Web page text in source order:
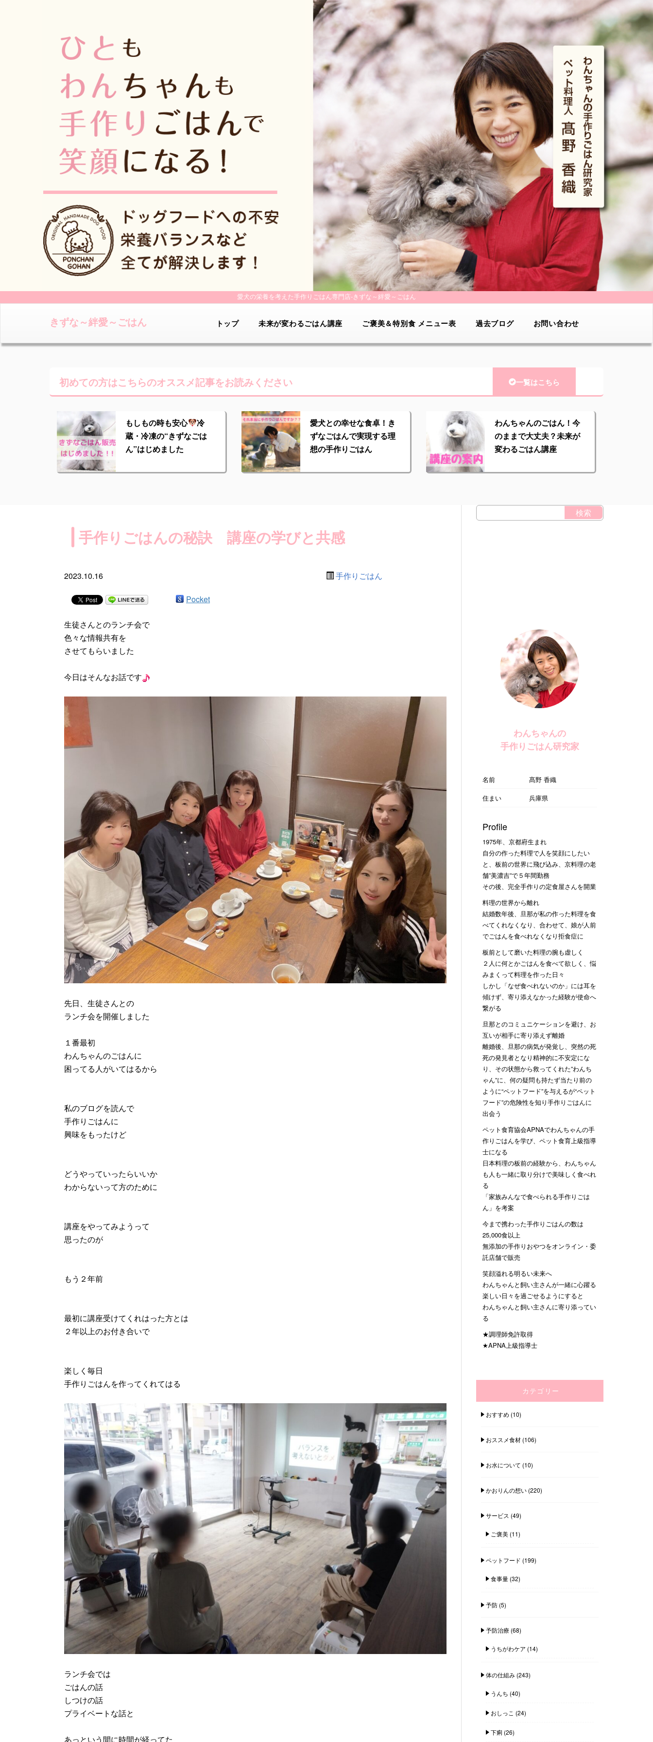
愛犬の栄養を考えた手作りごはん専門店-きずな～絆愛～ごはん
きずな～絆愛～ごはん トップ 未来が変わるごはん講座 ご褒美＆特別食 メニュー表 過去ブログ お問い合わせ
初めての方はこちらのオススメ記事をお読みください 一覧はこちら
もしもの時も安心
冷
蔵・冷凍の“きずなごは
ん”はじめました
愛犬との幸せな食卓！き
ずなごはんで実現する理
想の手作りごはん
わんちゃんのごはん！今
のままで大丈夫？未来が
変わるごはん講座
手作りごはんの秘訣 講座の学びと共感
2023.10.16 手作りごはん
Pocket
生徒さんとのランチ会で
色々な情報共有を
させてもらいました
今日はそんなお話です
先日、生徒さんとの
ランチ会を開催しました
１番最初
わんちゃんのごはんに
困ってる人がいてはるから
私のブログを読んで
手作りごはんに
興味をもったけど
どうやっていったらいいか
わからないって方のために
講座をやってみようって
思ったのが
もう２年前
最初に講座受けてくれはった方とは
２年以上のお付き合いで
楽しく毎日
手作りごはんを作ってくれてはる
ランチ会では
ごはんの話
しつけの話
プライベートな話と
あっという間に時間が経ってた
わんちゃんの
手作りごはん研究家
名前
髙野 香織
住まい
兵庫県
Profile
1975年、京都府生まれ
自分の作った料理で人を笑顔にしたい
と、板前の世界に飛び込み、京料理の老
舗”美濃吉”で５年間勤務
その後、完全手作りの定食屋さんを開業
料理の世界から離れ
結婚数年後、旦那が私の作った料理を食
べてくれなくなり、合わせて、娘が人前
でごはんを食べれなくなり拒食症に
板前として磨いた料理の腕も虚しく
２人に何とかごはんを食べて欲しく、悩
みまくって料理を作った日々
しかし「なぜ食べれないのか」には耳を
傾けず、寄り添えなかった経験が使命へ
繋がる
旦那とのコミュニケーションを避け、お
互いが相手に寄り添えず離婚
離婚後、旦那の病気が発覚し、突然の死
死の発見者となり精神的に不安定にな
り、その状態から救ってくれた”わんち
ゃん”に、何の疑問も持たず当たり前の
ように“ペットフード”を与えるが“ペット
フード”の危険性を知り手作りごはんに
出会う
ペット食育協会APNAでわんちゃんの手
作りごはんを学び、ペット食育上級指導
士になる
日本料理の板前の経験から、わんちゃん
も人も一緒に取り分けで美味しく食べれ
る
「家族みんなで食べられる手作りごは
ん」を考案
今まで携わった手作りごはんの数は
25,000食以上
無添加の手作りおやつをオンライン・委
託店舗で販売
笑顔溢れる明るい未来へ
わんちゃんと飼い主さんが一緒に心躍る
楽しい日々を過ごせるようにすると
わんちゃんと飼い主さんに寄り添ってい
る
★調理師免許取得
★APNA上級指導士
カテゴリー
おすすめ (10)
おススメ食材(106)
お水について (10)
かおりんの想い(220)
サービス (49)
ご褒美(11)
ペットフード (199)
食事量(32)
予防(5)
予防治療(68)
うちがわケア (14)
体の仕組み(243)
うんち (40)
おしっこ (24)
下痢 (26)